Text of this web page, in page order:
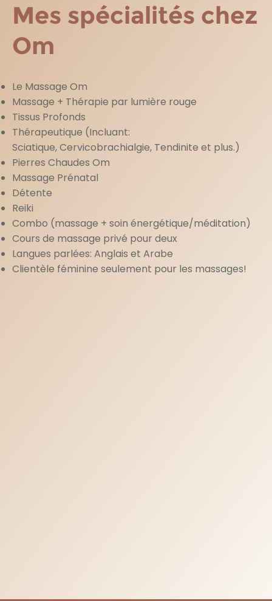
Mes spécialités chez
Om
Le Massage Om
Massage + Thérapie par lumière rouge
Tissus Profonds
Thérapeutique (Incluant:
Sciatique, Cervicobrachialgie, Tendinite et plus.)
Pierres Chaudes Om
Massage Prénatal
Détente
Reiki
Combo (massage + soin énergétique/méditation)
Cours de massage privé pour deux
Langues parlées: Anglais et Arabe
Clientèle féminine seulement pour les massages!